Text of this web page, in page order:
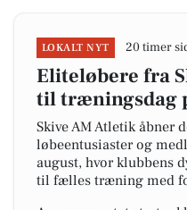
LOKALT NYT 20 timer
Eliteløbere fra
til træningsdag
Skive AM Atletik åbner
løbeentusiaster og
august, hvor klubbens
til fælles træning med